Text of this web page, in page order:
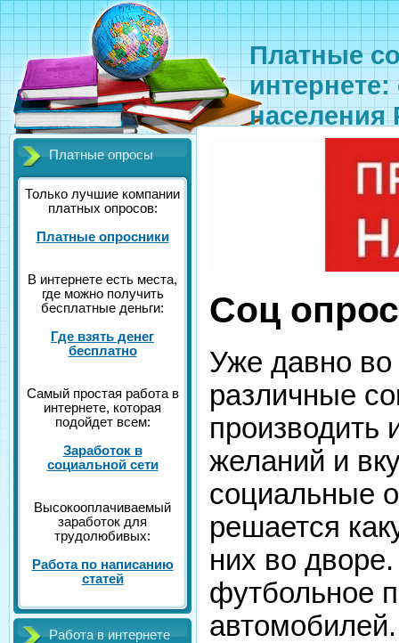
Платные
населения
Платные опросы
Только лучшие компании
платных опросов:
Платные опросники
В интернете есть места,
где можно получить
бесплатные деньги:
Где взять денег
бесплатно
Самый простая работа в
интернете, которая
подойдет всем:
Заработок в
социальной сети
Высокооплачиваемый
заработок для
трудолюбивых:
Работа по написанию
статей
Работа в интернете
Соц
Уже давно
различные
производить
желаний и
социальные
решается
них во
футбольное
автомобилей.